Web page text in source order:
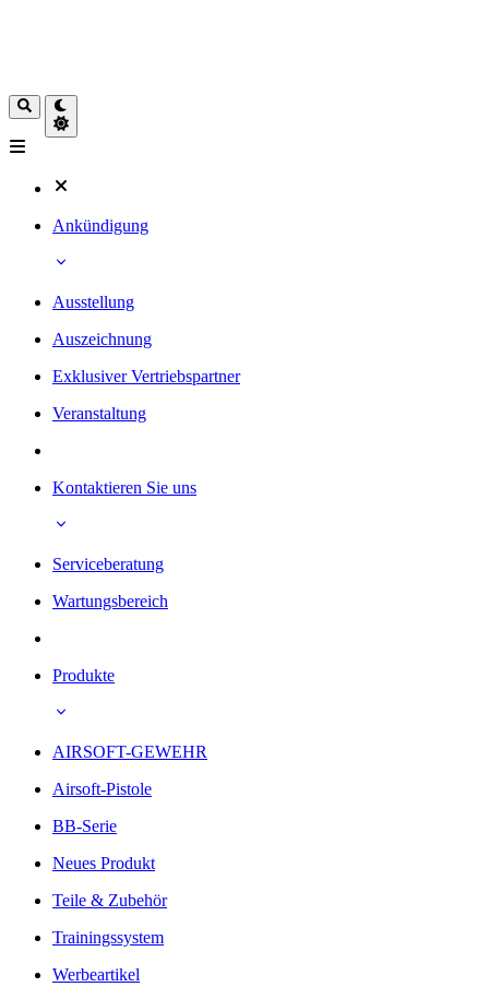
Ankündigung
Ausstellung
Auszeichnung
Exklusiver Vertriebspartner
Veranstaltung
Kontaktieren Sie uns
Serviceberatung
Wartungsbereich
Produkte
AIRSOFT-GEWEHR
Airsoft-Pistole
BB-Serie
Neues Produkt
Teile & Zubehör
Trainingssystem
Werbeartikel